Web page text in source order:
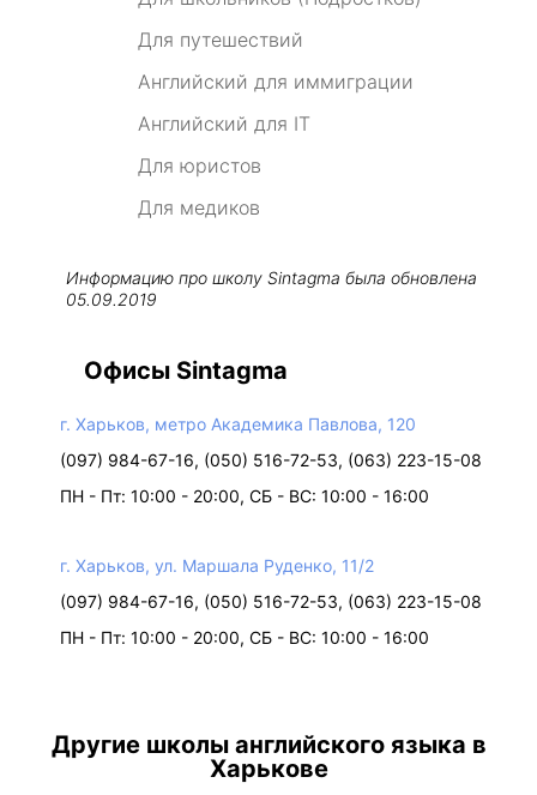
Для путешествий
Английский для иммиграции
Английский для IT
Для юристов
Для медиков
Информацию про школу Sintagma была обновлена
05.09.2019
Офисы Sintagma
г. Харьков, метро Академика Павлова, 120
(097) 984-67-16, (050) 516-72-53, (063) 223-15-08
ПН - Пт: 10:00 - 20:00, СБ - ВС: 10:00 - 16:00
г. Харьков, ул. Маршала Руденко, 11/2
(097) 984-67-16, (050) 516-72-53, (063) 223-15-08
ПН - Пт: 10:00 - 20:00, СБ - ВС: 10:00 - 16:00
Другие школы английского языка в
Харькове